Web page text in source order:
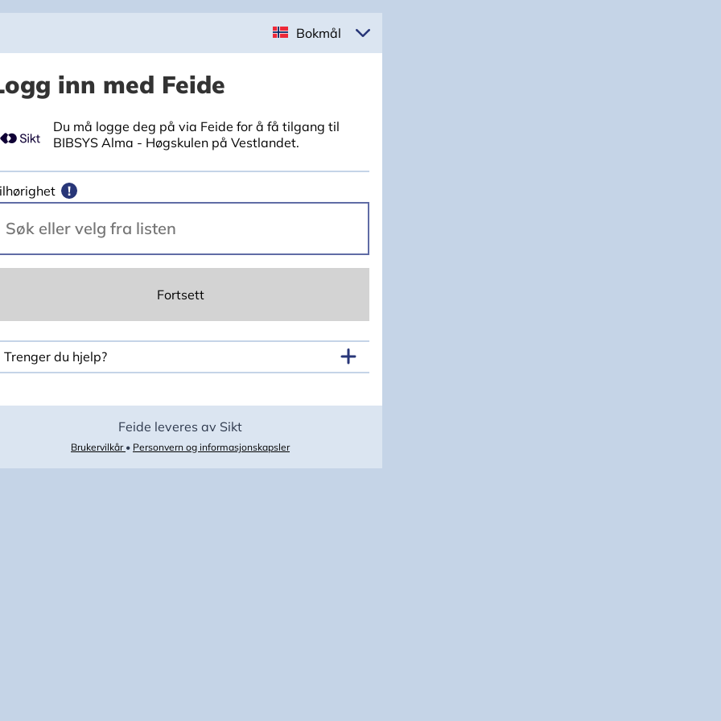
Bokmål
inn med Feide
Du må logge deg på via Feide for å få tilgang til
BIBSYS Alma - Høgskulen på Vestlandet.
!
Fortsett
Trenger du hjelp?
Feide leveres av Sikt
Brukervilkår • Personvern og informasjonskapsler